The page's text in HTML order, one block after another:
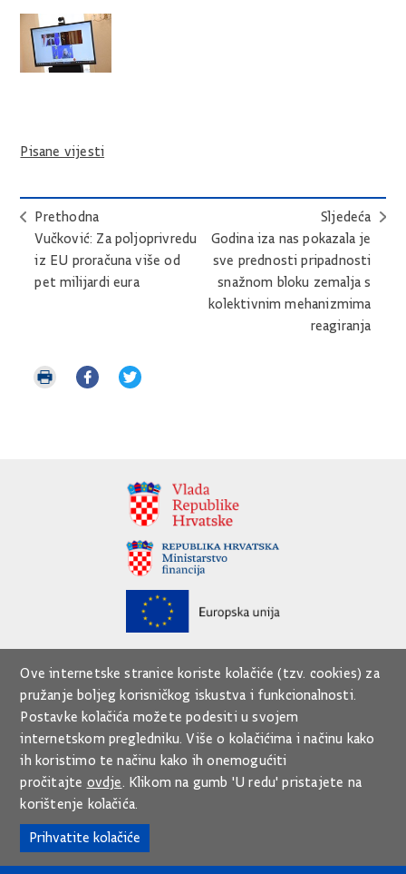
Pisane vijesti
Prethodna
Vučković: Za poljoprivredu
iz EU proračuna više od
pet milijardi eura
Sljedeća
Godina iza nas pokazala je
sve prednosti pripadnosti
snažnom bloku zemalja s
kolektivnim mehanizmima
reagiranja
Ove internetske stranice koriste kolačiće (tzv. cookies) za
pružanje boljeg korisničkog iskustva i funkcionalnosti.
Postavke kolačića možete podesiti u svojem
internetskom pregledniku. Više o kolačićima i načinu kako
ih koristimo te načinu kako ih onemogućiti
pročitajte ovdje. Klikom na gumb 'U redu' pristajete na
korištenje kolačića.
Prihvatite kolačiće